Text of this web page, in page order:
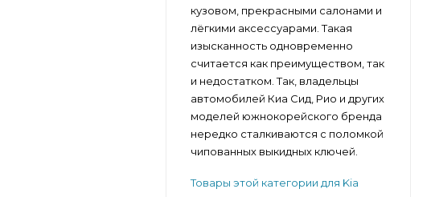
кузовом, прекрасными салонами и
лёгкими аксессуарами. Такая
изысканность одновременно
считается как преимуществом, так
и недостатком. Так, владельцы
автомобилей Киа Сид, Рио и других
моделей южнокорейского бренда
нередко сталкиваются с поломкой
чипованных выкидных ключей.
Товары этой категории для Kia